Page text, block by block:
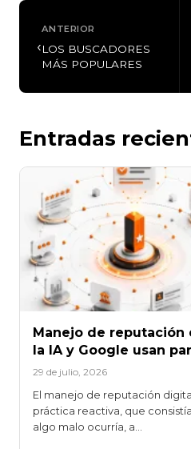
‹
ANTERIOR
LOS BUSCADORES
MÁS POPULARES
Entradas
Manejo de reputación
la IA y Google usan
29 de julio, 2026
El manejo de reputación
práctica reactiva, que
algo malo ocurría, a…